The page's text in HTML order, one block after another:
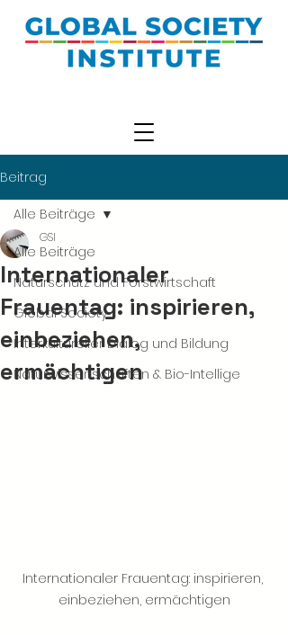
Beitrag
Alle Beiträge
Naturschutz und Forstwirtschaft
Global Society
Interkultureller Dialog und Bildung
Naturwissenschaften & Bio-Intellige
Alle Beiträge
Internationaler
Frauentag: inspirieren,
einbeziehen,
ermächtigen
GSI
Internationaler Frauentag: inspirieren,
einbeziehen, ermächtigen